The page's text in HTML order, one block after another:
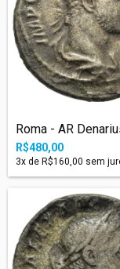
Roma - AR
R$480,00
3x de R$160,00 sem